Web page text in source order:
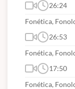
26:24
Fonética,
26:53
Fonética,
17:50
Fonética,